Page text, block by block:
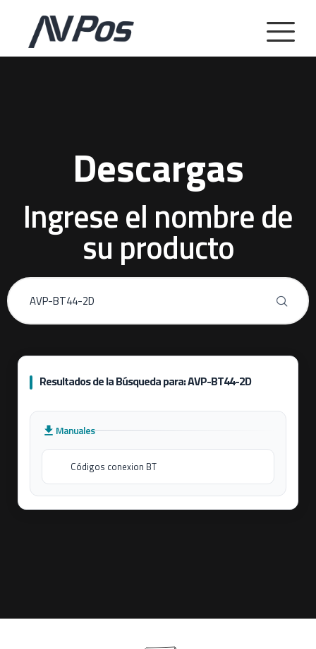
Descargas
Ingrese el nombre de
su producto
Resultados de la Búsqueda para: AVP-BT44-2D
Manuales
Códigos conexion BT